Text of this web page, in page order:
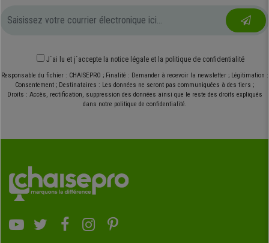
J´ai lu et j´accepte la notice légale et la politique de confidentialité
Responsable du fichier : CHAISEPRO ; Finalité : Demander à recevoir la newsletter ; Légitimation :
Consentement ; Destinataires : Les données ne seront pas communiquées à des tiers ;
Droits : Accès, rectification, suppression des données ainsi que le reste des droits expliqués
dans notre politique de confidentialité.